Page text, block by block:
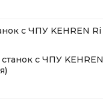
с ЧПУ KEHREN Ri